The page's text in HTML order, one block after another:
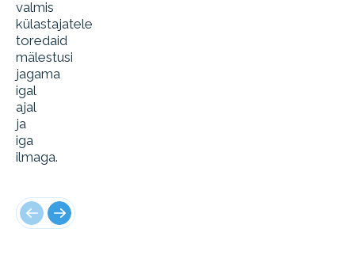
valmis
külastajatele
toredaid
mälestusi
jagama
igal
ajal
ja
iga
ilmaga.